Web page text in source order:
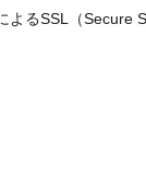
るSSL（Secure